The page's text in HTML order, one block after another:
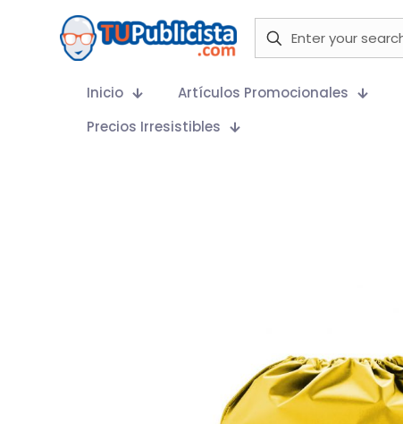
Inicio Artículos Promocionales
Precios Irresistibles